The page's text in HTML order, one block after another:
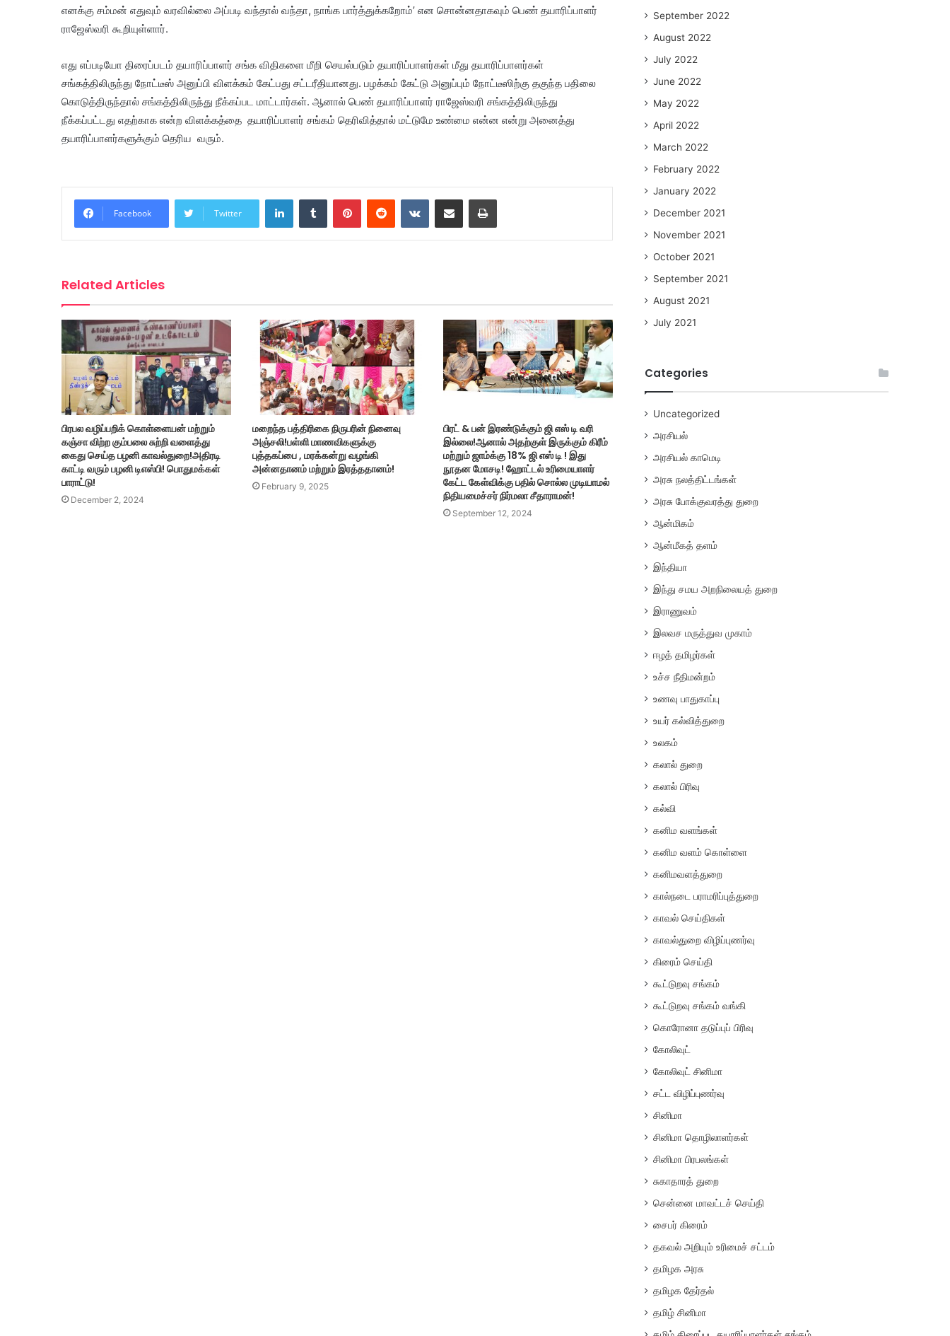
எனக்கு சம்மன் எதுவும் வரவில்லை அப்படி வந்தால் வந்தா, நாங்க பார்த்துக்கறோம்’ என சொன்னதாகவும் பெண் தயாரிப்பாளர்
ராஜேஸ்வரி கூறியுள்ளார்.
எது எப்படியோ திரைப்படம் தயாரிப்பாளர் சங்க விதிகளை மீறி செயல்படும் தயாரிப்பாளர்கள் மீது தயாரிப்பாளர்கள்
சங்கத்திலிருந்து நோட்டீஸ் அனுப்பி விளக்கம் கேட்பது சட்டரீதியானது. பழக்கம் கேட்டு அனுப்பும் நோட்டீஸிற்கு தகுந்த பதிலை
கொடுத்திருந்தால் சங்கத்திலிருந்து நீக்கப்பட மாட்டார்கள். ஆனால் பெண் தயாரிப்பாளர் ராஜேஸ்வரி சங்கத்திலிருந்து
நீக்கப்பட்டது எதற்காக என்ற விளக்கத்தை தயாரிப்பாளர் சங்கம் தெரிவித்தால் மட்டுமே உண்மை என்ன என்று அனைத்து
தயாரிப்பாளர்களுக்கும் தெரிய வரும்.
Facebook Twitter
LinkedInTumblr PinterestReddit VKontakteShare via Email Print
Related Articles
பிரபல வழிப்பறிக் கொள்ளையன் மற்றும்
கஞ்சா விற்ற கும்பலை சுற்றி வளைத்து
கைது செய்த பழனி காவல்துறை!அதிரடி
காட்டி வரும் பழனி டிஎஸ்பி! பொதுமக்கள்
பாராட்டு!
December 2, 2024
மறைந்த பத்திரிகை நிருபரின் நினைவு
அஞ்சலி!பள்ளி மாணவிகளுக்கு
புத்தகப்பை , மரக்கன்று வழங்கி
அன்னதானம் மற்றும் இரத்ததானம்!
February 9, 2025
பிரட் & பன் இரண்டுக்கும் ஜி எஸ் டி வரி
இல்லை!ஆனால் அதற்குள் இருக்கும் கிரீம்
மற்றும் ஜாம்க்கு 18% ஜி எஸ் டி ! இது
நூதன மோசடி! ஹோட்டல் உரிமையாளர்
கேட்ட கேள்விக்கு பதில் சொல்ல முடியாமல்
நிதியமைச்சர் நிர்மலா சீதாராமன்!
September 12, 2024
September 2022
August 2022
July 2022
June 2022
May 2022
April 2022
March 2022
February 2022
January 2022
December 2021
November 2021
October 2021
September 2021
August 2021
July 2021
Categories
Uncategorized
அரசியல்
அரசியல் காமெடி
அரசு நலத்திட்டங்கள்
அரசு போக்குவரத்து துறை
ஆன்மிகம்
ஆன்மீகத் தளம்
இந்தியா
இந்து சமய அறநிலையத் துறை
இராணுவம்
இலவச மருத்துவ முகாம்
ஈழத் தமிழர்கள்
உச்ச நீதிமன்றம்
உணவு பாதுகாப்பு
உயர் கல்வித்துறை
உலகம்
கலால் துறை
கலால் பிரிவு
கல்வி
கனிம வளங்கள்
கனிம வளம் கொள்ளை
கனிமவளத்துறை
கால்நடை பராமரிப்புத்துறை
காவல் செய்திகள்
காவல்துறை விழிப்புணர்வு
கிரைம் செய்தி
கூட்டுறவு சங்கம்
கூட்டுறவு சங்கம் வங்கி
கொரோனா தடுப்புப் பிரிவு
கோலிவுட்
கோலிவுட் சினிமா
சட்ட விழிப்புணர்வு
சினிமா
சினிமா தொழிலாளர்கள்
சினிமா பிரபலங்கள்
சுகாதாரத் துறை
சென்னை மாவட்டச் செய்தி
சைபர் கிரைம்
தகவல் அறியும் உரிமைச் சட்டம்
தமிழக அரசு
தமிழக தேர்தல்
தமிழ் சினிமா